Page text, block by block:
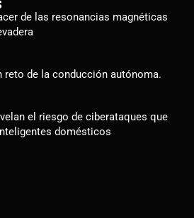
de las resonancias magnéticas
reto de la conducción autónoma.
el riesgo de ciberataques que
domésticos